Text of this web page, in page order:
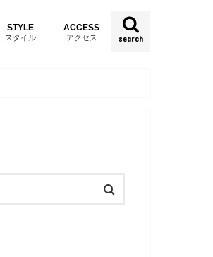
search
STYLE
スタイル
ACCESS
アクセス